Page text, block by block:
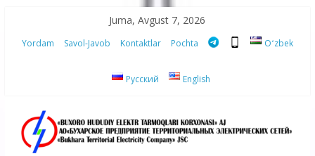
content
Juma, Avgust 7, 2026
Yordam Savol-Javob Kontaktlar Pochta Oʻzbek
Русский English